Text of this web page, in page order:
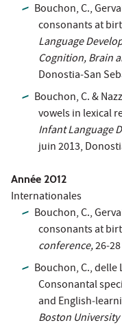
Bouchon, C.,
consonants at
Language
Cognition, Brain
Donostia‐San
Bouchon, C. &
vowels in lexical
Infant Language
juin 2013,
Année 2012
Internationales
Bouchon, C.,
consonants at
conference,
Bouchon, C., delle
Consonantal
and
Boston